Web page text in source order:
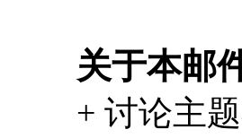
关于本邮
+ 讨论主